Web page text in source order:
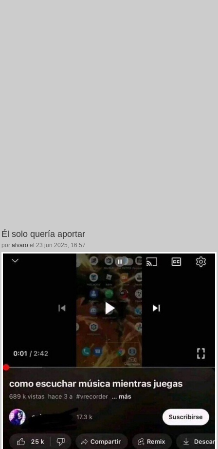
Él solo quería aportar
por alvaro el 23 jun 2025, 16:57